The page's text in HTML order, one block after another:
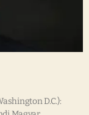
D.C.):